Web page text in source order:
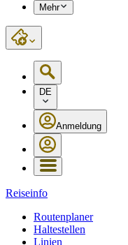
Mehr
DE
Anmeldung
Reiseinfo
Routenplaner
Haltestellen
Linien